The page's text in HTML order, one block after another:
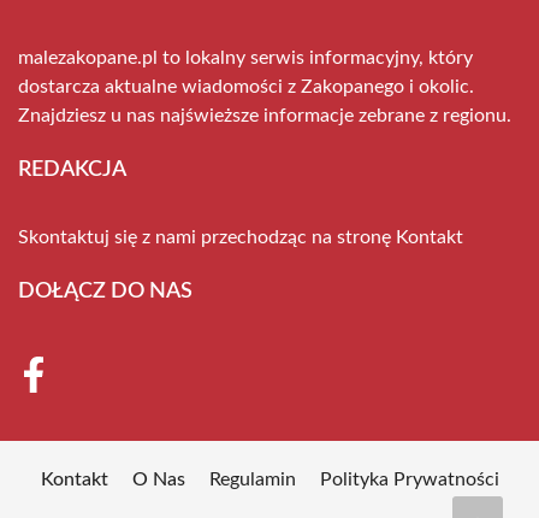
malezakopane.pl to lokalny serwis informacyjny, który
dostarcza aktualne wiadomości z Zakopanego i okolic.
Znajdziesz u nas najświeższe informacje zebrane z regionu.
REDAKCJA
Skontaktuj się z nami przechodząc na stronę Kontakt
DOŁĄCZ DO NAS
Kontakt O Nas Regulamin Polityka Prywatności